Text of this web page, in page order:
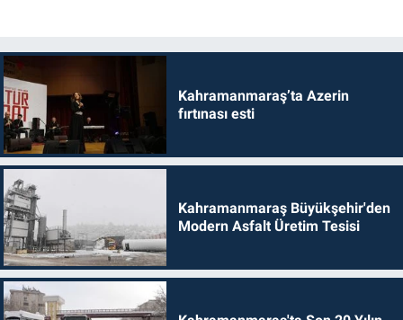
Kahramanmaraş’ta Azerin
fırtınası esti
Kahramanmaraş Büyükşehir'den
Modern Asfalt Üretim Tesisi